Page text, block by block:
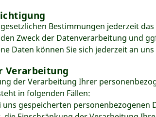
Bestimmungen jederzeit
Zweck der Datenverarbeitung und
Daten können Sie sich jederzeit an
Verarbeitung
der Verarbeitung Ihrer
in folgenden Fällen:
gespeicherten